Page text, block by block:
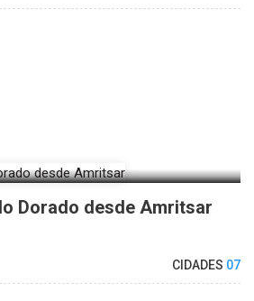
Dorado desde Amritsar
CIDADES 07